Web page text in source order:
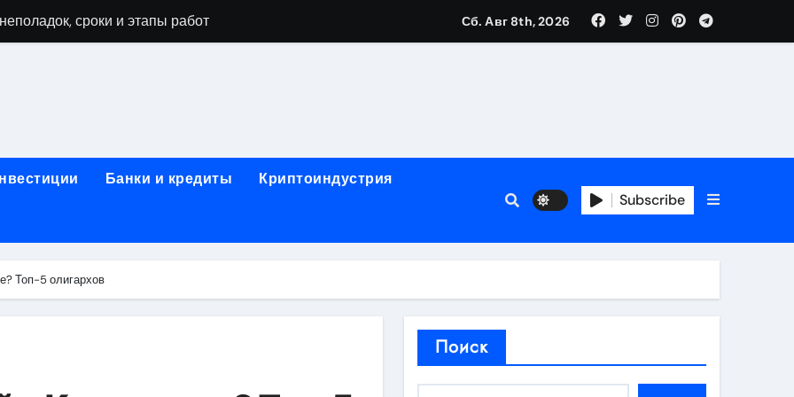
сроки и этапы работ
чистка системы охлаждения и замена компонентов
и ключевые факторы, влияющие на итоговую сумму
в ноутбуке: основные факторы и ориентиры цен
этапы, подготовка и ключевые особенности
тестирования компонентов и обнаружения неисправностей
Сб. Авг 8th, 2026
Банки и кредиты Криптоиндустрия
Subscribe
Топ-5 олигархов
Поиск